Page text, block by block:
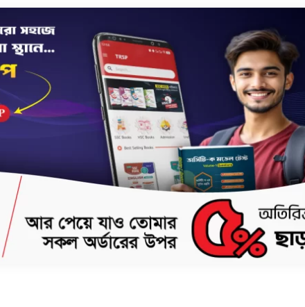
প্রতিযোগিতা । তাই বুয়েট সহ ইঞ্জিনিয়ারিং বিশ্ববিদ্যালয়ের প্রিলি ও রিটেন প্রস্তুতি আরো